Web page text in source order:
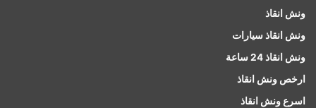
ونش انقاذ
ونش انقاذ سيارات
ونش انقاذ 24 ساعة
ارخص ونش انقاذ
اسرع ونش انقاذ